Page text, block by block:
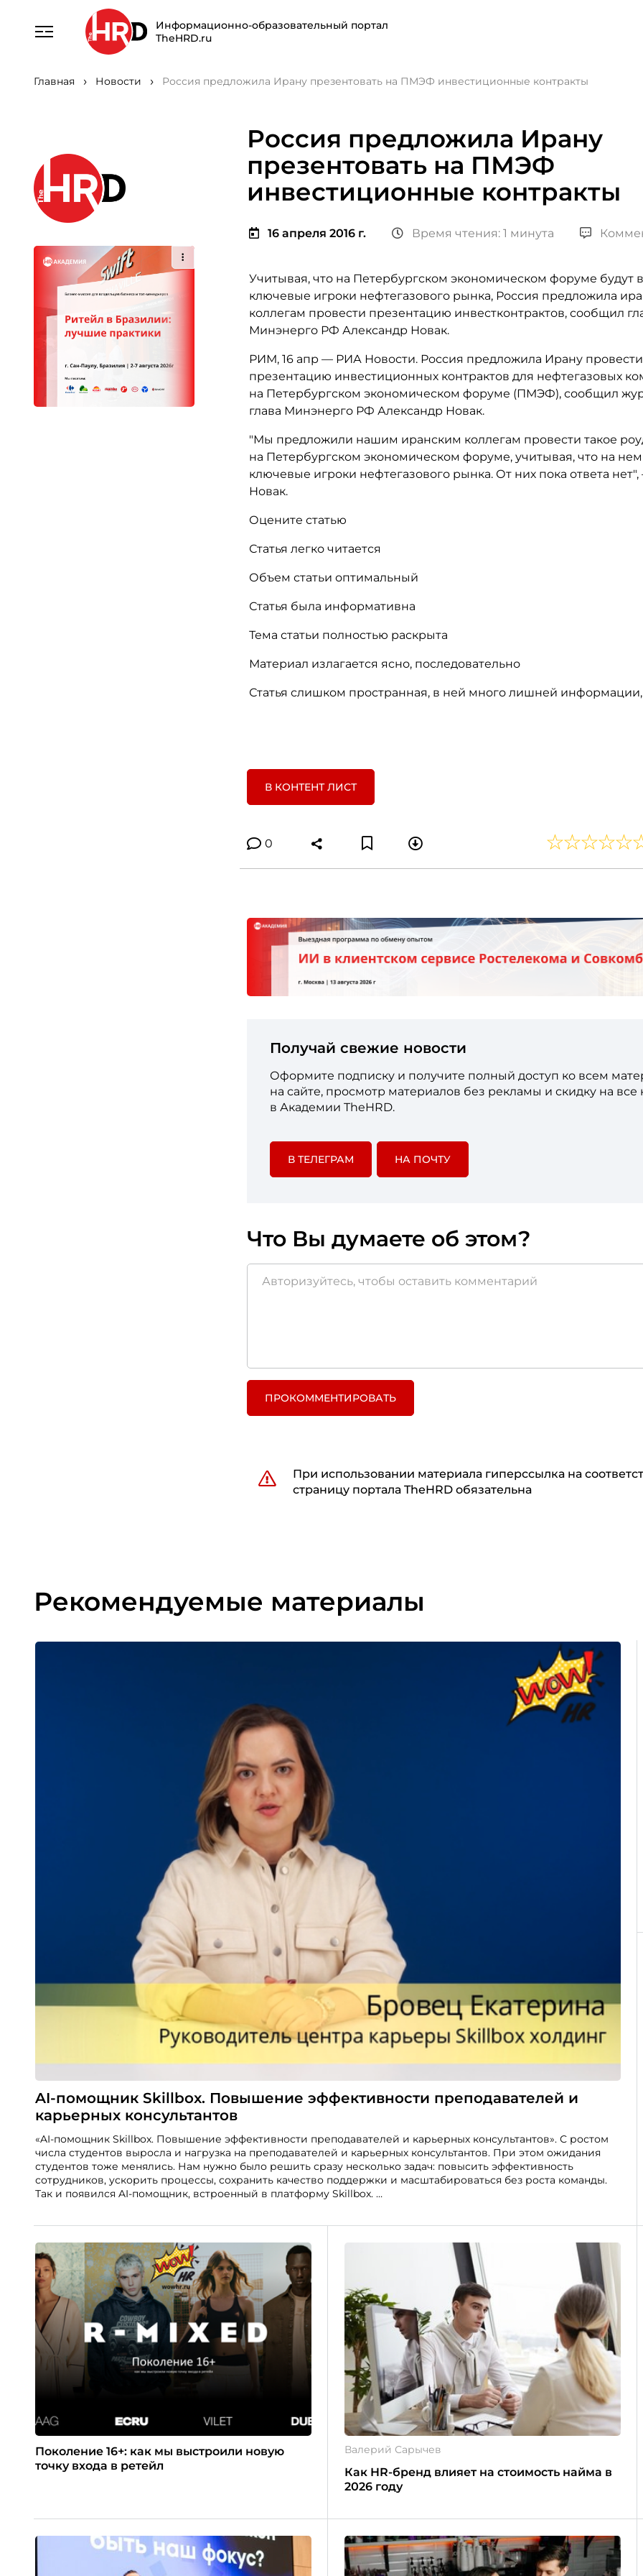
Информационно-образовательный портал
TheHRD.ru
Главная Новости Россия предложила Ирану презентовать на ПМЭФ инвестиционные контракты
Россия предложила Ирану
презентовать на ПМЭФ
инвестиционные контракты
16 апреля 2016 г. Время чтения: 1 минута
Учитывая, что на Петербургском экономическом форуме будут
ключевые игроки нефтегазового рынка, Россия предложила
коллегам провести презентацию инвестконтрактов, сообщил
Минэнерго РФ Александр Новак.
РИМ, 16 апр — РИА Новости. Россия предложила Ирану провести
презентацию инвестиционных контрактов для нефтегазовых
на Петербургском экономическом форуме (ПМЭФ), сообщил
глава Минэнерго РФ Александр Новак.
"Мы предложили нашим иранским коллегам провести такое
на Петербургском экономическом форуме, учитывая, что на нем
ключевые игроки нефтегазового рынка. От них пока ответа нет",
Новак.
Оцените статью
Статья легко читается
Объем статьи оптимальный
Статья была информативна
Тема статьи полностью раскрыта
Материал излагается ясно, последовательно
Статья слишком пространная, в ней много лишней информации,
В КОНТЕНТ ЛИСТ
0
Получай свежие новости
Оформите подписку и получите полный доступ ко всем
на сайте, просмотр материалов без рекламы и скидку на все
в Академии TheHRD.
В ТЕЛЕГРАМ НА ПОЧТУ
Что Вы думаете об этом?
ПРОКОММЕНТИРОВАТЬ
При использовании материала гиперссылка на
страницу портала TheHRD обязательна
Рекомендуемые материалы
AI-помощник Skillbox. Повышение эффективности преподавателей и
карьерных консультантов
«AI-помощник Skillbox. Повышение эффективности преподавателей и карьерных консультантов». С ростом
числа студентов выросла и нагрузка на преподавателей и карьерных консультантов. При этом ожидания
студентов тоже менялись. Нам нужно было решить сразу несколько задач: повысить эффективность
сотрудников, ускорить процессы, сохранить качество поддержки и масштабироваться без роста команды.
Так и появился AI-помощник, встроенный в платформу Skillbox.
Поколение 16+: как мы выстроили новую
точку входа в ретейл
Валерий Сарычев
Как HR-бренд влияет на стоимость найма в
2026 году